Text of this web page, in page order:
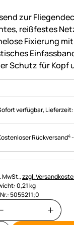
zur
reißfestes
Fixierung
Schutz für Kopf
verfügbar, Lieferzeit:
Rückversand4-
MwSt.,zzgl.
0,21 kg
5055211;0